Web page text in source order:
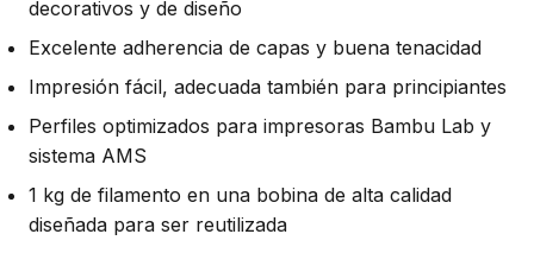
decorativos y de diseño
Excelente adherencia de capas y buena tenacidad
Impresión fácil, adecuada también para principiantes
Perfiles optimizados para impresoras Bambu Lab y
sistema AMS
1 kg de filamento en una bobina de alta calidad
diseñada para ser reutilizada